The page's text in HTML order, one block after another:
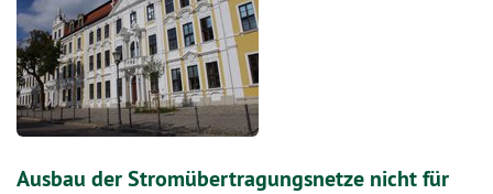
Ausbau der Stromübertragungsnetze nicht für